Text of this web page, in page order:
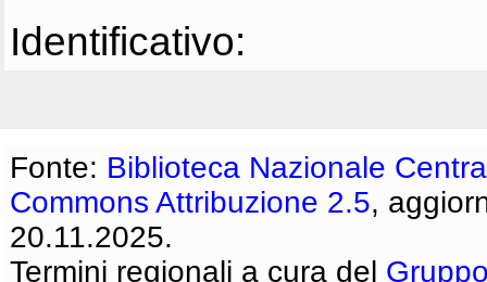
Identificativo:
Fonte: Biblioteca Nazionale
Commons Attribuzione 2.5,
20.11.2025.
Termini regionali a cura del